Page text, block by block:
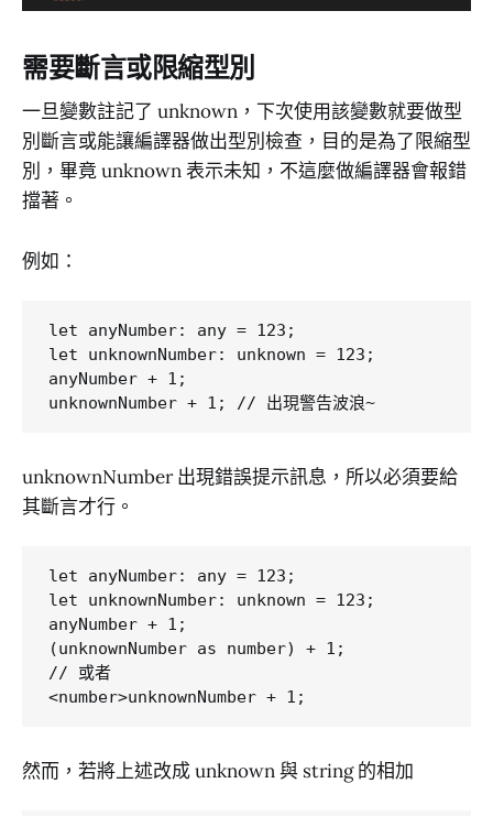
需要斷言或限縮型別
一旦變數註記了 unknown，下次使用該變數就要做型
別斷言或能讓編譯器做出型別檢查，目的是為了限縮型
別，畢竟 unknown 表示未知，不這麼做編譯器會報錯
擋著。
例如：
let anyNumber: any = 123;
let unknownNumber: unknown = 123;
anyNumber + 1;
unknownNumber 出現錯誤提示訊息，所以必須要給
其斷言才行。
let anyNumber: any = 123;
let unknownNumber: unknown = 123;
anyNumber + 1;
(unknownNumber as number) + 1;
// 或者
然而，若將上述改成 unknown 與 string 的相加